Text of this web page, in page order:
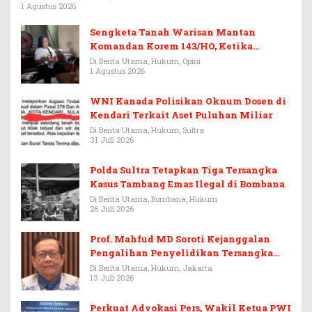
1 Agustus 2026
Sengketa Tanah Warisan Mantan
Komandan Korem 143/HO, Ketika
Warisan Menjadi Arena Pemerasan
Di Berita Utama, Hukum, Opini
1 Agustus 2026
WNI Kanada Polisikan Oknum Dosen di
Kendari Terkait Aset Puluhan Miliar
Di Berita Utama, Hukum, Sultra
31 Juli 2026
Polda Sultra Tetapkan Tiga Tersangka
Kasus Tambang Emas Ilegal di Bombana
Di Berita Utama, Bombana, Hukum
26 Juli 2026
Prof. Mahfud MD Soroti Kejanggalan
Pengalihan Penyelidikan Tersangka
Febrie Adriansyah
Di Berita Utama, Hukum, Jakarta
13 Juli 2026
Perkuat Advokasi Pers, Wakil Ketua PWI